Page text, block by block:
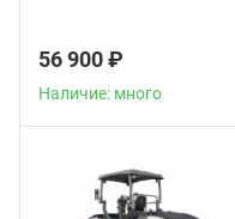
56 900 ₽
Наличие: много